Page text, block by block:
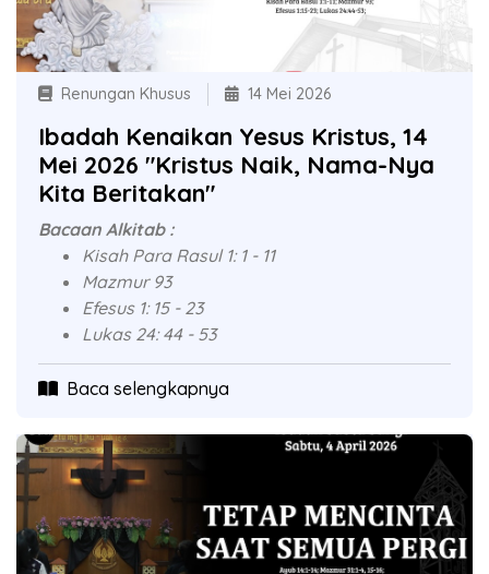
Renungan Khusus 14 Mei 2026
Ibadah Kenaikan Yesus Kristus, 14
Mei 2026 "Kristus Naik, Nama-Nya
Kita Beritakan"
Bacaan Alkitab :
Kisah Para Rasul 1: 1 - 11
Mazmur 93
Efesus 1: 15 - 23
Lukas 24: 44 - 53
Baca selengkapnya